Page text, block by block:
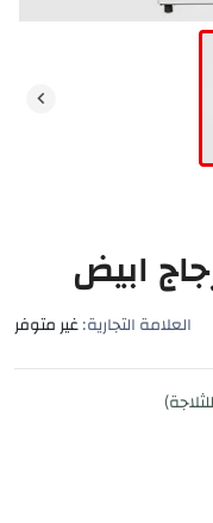
العلامة التجارية: غير متوفر